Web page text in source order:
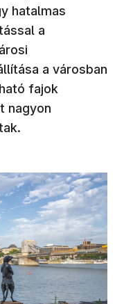
hatalmas
a
a városban
fajok
nagyon